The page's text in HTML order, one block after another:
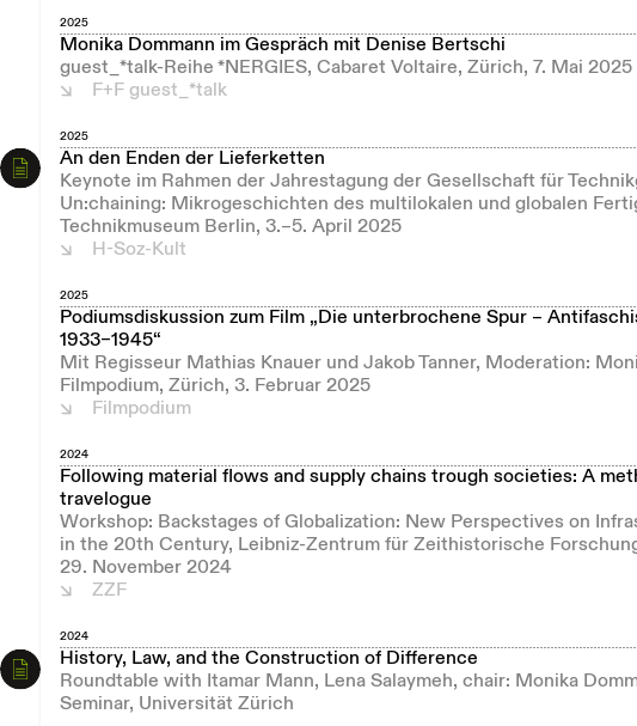
2025
Monika Dommann im Gespräch mit Denise Bertschi
guest_*talk-Reihe *NERGIES, Cabaret Voltaire, Zürich, 7. Mai 2025
F+F guest_*talk
2025
An den Enden der Lieferketten
Keynote im Rahmen der Jahrestagung der Gesellschaft für
Un:chaining: Mikrogeschichten des multilokalen und globalen
Technikmuseum Berlin, 3.–5. April 2025
H-Soz-Kult
2025
Podiumsdiskussion zum Film „Die unterbrochene Spur –
1933–1945“
Mit Regisseur Mathias Knauer und Jakob Tanner, Moderation:
Filmpodium, Zürich, 3. Februar 2025
Filmpodium
2024
Following material flows and supply chains trough societies: A
travelogue
Workshop: Backstages of Globalization: New Perspectives on
in the 20th Century, Leibniz-Zentrum für Zeithistorische
29. November 2024
ZZF
2024
History, Law, and the Construction of Difference
Roundtable with Itamar Mann, Lena Salaymeh, chair: Monika
Seminar, Universität Zürich